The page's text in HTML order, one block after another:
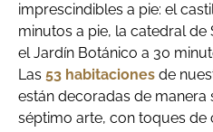
imprescindibles a pie: el
minutos a pie, la catedral de
el Jardín Botánico a 30
Las 53 habitaciones de
están decoradas de manera
séptimo arte, con toques